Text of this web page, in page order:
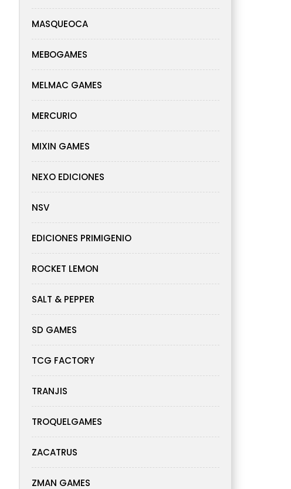
MASQUEOCA
MEBOGAMES
MELMAC GAMES
MERCURIO
MIXIN GAMES
NEXO EDICIONES
NSV
EDICIONES PRIMIGENIO
ROCKET LEMON
SALT & PEPPER
SD GAMES
TCG FACTORY
TRANJIS
TROQUELGAMES
ZACATRUS
ZMAN GAMES